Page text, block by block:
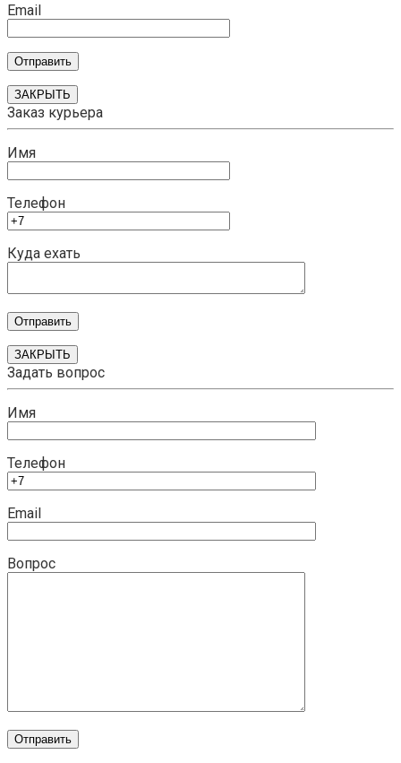
Email
ЗАКРЫТЬ
Заказ курьера
Имя
Телефон
Куда ехать
ЗАКРЫТЬ
Задать вопрос
Имя
Телефон
Email
Вопрос